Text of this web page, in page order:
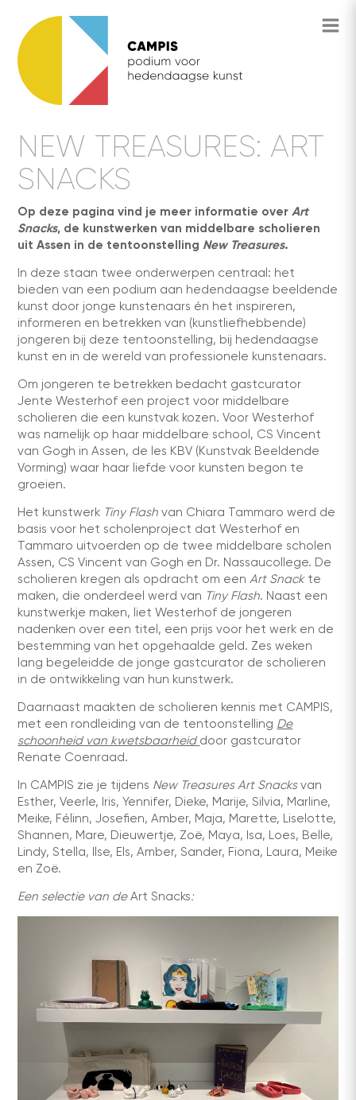
NEW TREASURES: ART
SNACKS
Op deze pagina vind je meer informatie over Art
Snacks, de kunstwerken van middelbare scholieren
uit Assen in de tentoonstelling New Treasures.
In deze staan twee onderwerpen centraal: het
bieden van een podium aan hedendaagse beeldende
kunst door jonge kunstenaars én het inspireren,
informeren en betrekken van (kunstliefhebbende)
jongeren bij deze tentoonstelling, bij hedendaagse
kunst en in de wereld van professionele kunstenaars.
Om jongeren te betrekken bedacht gastcurator
Jente Westerhof een project voor middelbare
scholieren die een kunstvak kozen. Voor Westerhof
was namelijk op haar middelbare school, CS Vincent
van Gogh in Assen, de les KBV (Kunstvak Beeldende
Vorming) waar haar liefde voor kunsten begon te
groeien.
Het kunstwerk Tiny Flash van Chiara Tammaro werd de
basis voor het scholenproject dat Westerhof en
Tammaro uitvoerden op de twee middelbare scholen
Assen, CS Vincent van Gogh en Dr. Nassaucollege. De
scholieren kregen als opdracht om een Art Snackte
maken, die onderdeel werd van Tiny Flash. Naast een
kunstwerkje maken, liet Westerhof de jongeren
nadenken over een titel, een prijs voor het werk en de
bestemming van het opgehaalde geld. Zes weken
lang begeleidde de jonge gastcurator de scholieren
in de ontwikkeling van hun kunstwerk.
Daarnaast maakten de scholieren kennis met CAMPIS,
met een rondleiding van de tentoonstelling De
schoonheid van kwetsbaarheid door gastcurator
Renate Coenraad.
In CAMPIS zie je tijdens New Treasures Art Snacksvan
Esther, Veerle, Iris, Yennifer, Dieke, Marije, Silvia, Marline,
Meike, Félinn, Josefien, Amber, Maja, Marette, Liselotte,
Shannen, Mare, Dieuwertje, Zoë, Maya, Isa, Loes, Belle,
Lindy, Stella, Ilse, Els, Amber, Sander, Fiona, Laura, Meike
en Zoë.
Een selectie van deArt Snacks: